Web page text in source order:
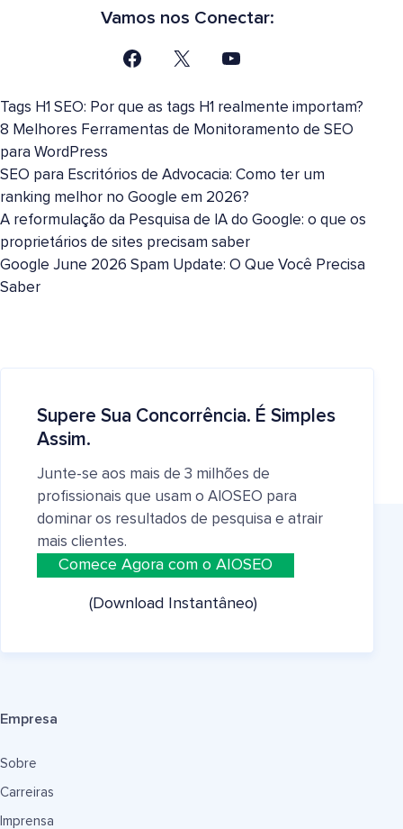
Vamos nos Conectar:
Tags H1 SEO: Por que as tags H1 realmente importam?
8 Melhores Ferramentas de Monitoramento de SEO
para WordPress
SEO para Escritórios de Advocacia: Como ter um
ranking melhor no Google em 2026?
A reformulação da Pesquisa de IA do Google: o que os
proprietários de sites precisam saber
Google June 2026 Spam Update: O Que Você Precisa
Saber
Supere Sua Concorrência. É Simples
Assim.
Junte-se aos mais de 3 milhões de
profissionais que usam o AIOSEO para
dominar os resultados de pesquisa e atrair
mais clientes.
Comece Agora com o AIOSEO
(Download Instantâneo)
Empresa
Sobre
Carreiras
Imprensa